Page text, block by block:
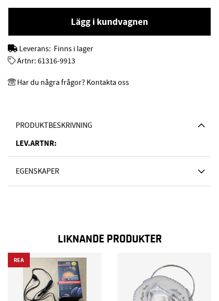
PRODUKTBESKRIVNING
LEV.ARTNR:
EGENSKAPER
Lägg i kundvagnen
Leverans: Finns i lager
Artnr: 61316-9913
Har du några frågor? Kontakta oss
LIKNANDE PRODUKTER
REA